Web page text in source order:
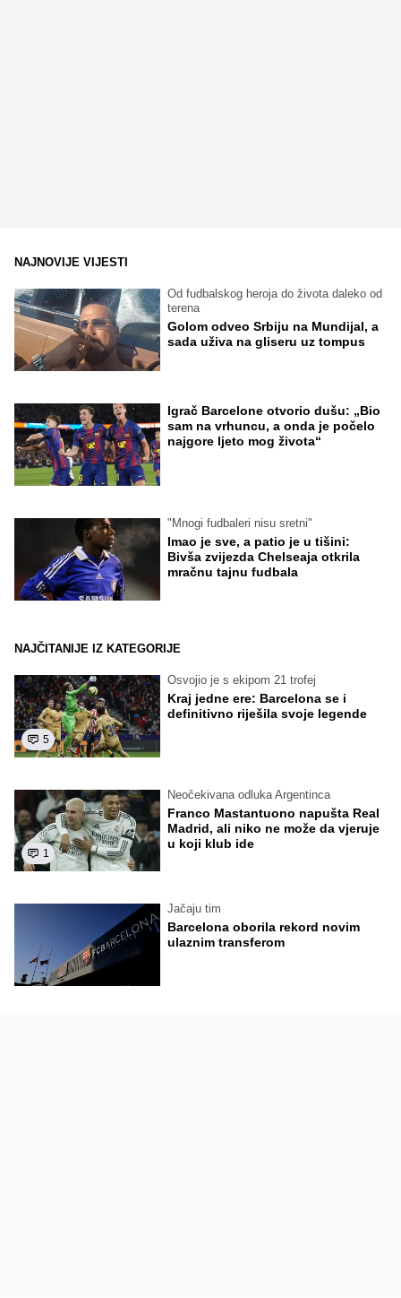
NAJNOVIJE VIJESTI
Od fudbalskog heroja do života daleko od
terena
Golom odveo Srbiju na Mundijal, a
sada uživa na gliseru uz tompus
Igrač Barcelone otvorio dušu: „Bio
sam na vrhuncu, a onda je počelo
najgore ljeto mog života“
"Mnogi fudbaleri nisu sretni"
Imao je sve, a patio je u tišini:
Bivša zvijezda Chelseaja otkrila
mračnu tajnu fudbala
NAJČITANIJE IZ KATEGORIJE
5
Osvojio je s ekipom 21 trofej
Kraj jedne ere: Barcelona se i
definitivno riješila svoje legende
1
Neočekivana odluka Argentinca
Franco Mastantuono napušta Real
Madrid, ali niko ne može da vjeruje
u koji klub ide
Jačaju tim
Barcelona oborila rekord novim
ulaznim transferom